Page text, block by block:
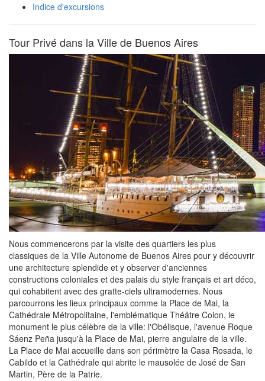
Indice d'excursions
Tour Privé dans la Ville de Buenos Aires
Nous commencerons par la visite des quartiers les plus
classiques de la Ville Autonome de Buenos Aires pour y découvrir
une architecture splendide et y observer d'anciennes
constructions coloniales et des palais du style français et art déco,
qui cohabitent avec des gratte-ciels ultramodernes. Nous
parcourrons les lieux principaux comme la Place de Mai, la
Cathédrale Métropolitaine, l'emblématique Théâtre Colon, le
monument le plus célèbre de la ville: l'Obélisque, l'avenue Roque
Sáenz Peña jusqu'à la Place de Mai, pierre angulaire de la ville.
La Place de Mai accueille dans son périmètre la Casa Rosada, le
Cabildo et la Cathédrale qui abrite le mausolée de José de San
Martin, Père de la Patrie.